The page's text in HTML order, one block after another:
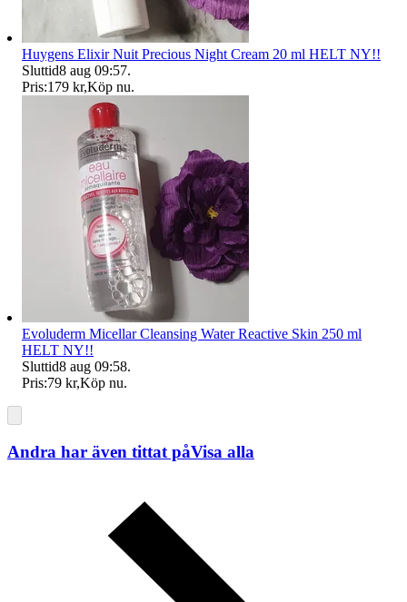
Huygens Elixir Nuit Precious Night Cream 20 ml HELT NY!!
Sluttid8 aug 09:57.
Pris:179 kr,Köp nu.
Evoluderm Micellar Cleansing Water Reactive Skin 250 ml
HELT NY!!
Sluttid8 aug 09:58.
Pris:79 kr,Köp nu.
Andra har även tittat påVisa alla